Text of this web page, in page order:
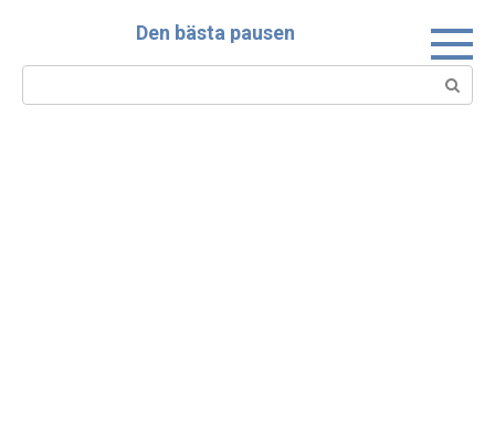
Den bästa pausen
Search: